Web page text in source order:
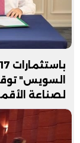
السويس"
لصناعة